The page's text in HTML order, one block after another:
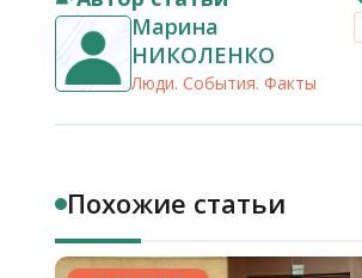
Марина
НИКОЛЕНКО
Люди. События. Факты
Похожие статьи